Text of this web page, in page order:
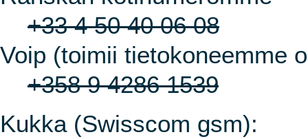
+33 4 50 40 06 08
Voip (toimii tietokoneemme
+358 9 4286 1539
Kukka (Swisscom gsm):